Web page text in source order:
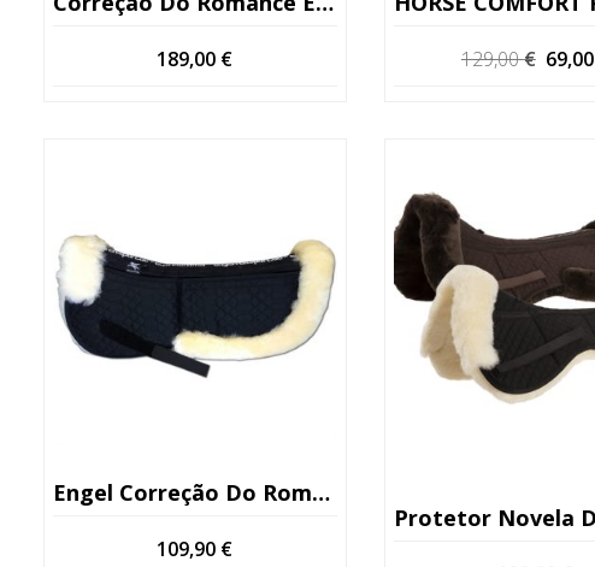
189,00 € 129,00€ O
69,00
Engel Correção Do Romance Em Pele De Carneiro
109,90 €
Protetor Novela De Correção Com Peças De